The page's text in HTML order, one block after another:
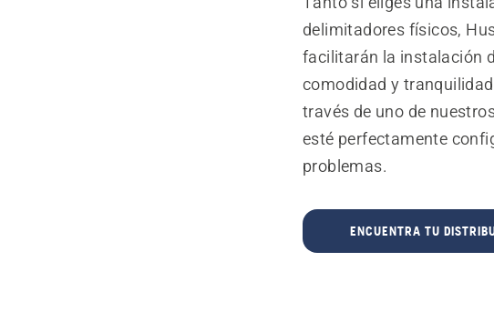
delimitadores físicos,
facilitarán la instalación
comodidad y
través de uno de
esté perfectamente
problemas.
ENCUENTRA TU